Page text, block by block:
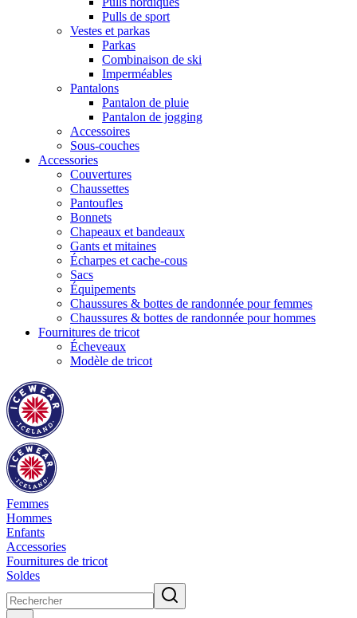
Pulls de sport
Vestes et parkas
Parkas
Combinaison de ski
Imperméables
Pantalons
Pantalon de pluie
Pantalon de jogging
Accessoires
Sous-couches
Accessories
Couvertures
Chaussettes
Pantoufles
Bonnets
Chapeaux et bandeaux
Gants et mitaines
Écharpes et cache-cous
Sacs
Équipements
Chaussures & bottes de randonnée pour femmes
Chaussures & bottes de randonnée pour hommes
Fournitures de tricot
Écheveaux
Modèle de tricot
Femmes
Hommes
Enfants
Accessories
Fournitures de tricot
Soldes